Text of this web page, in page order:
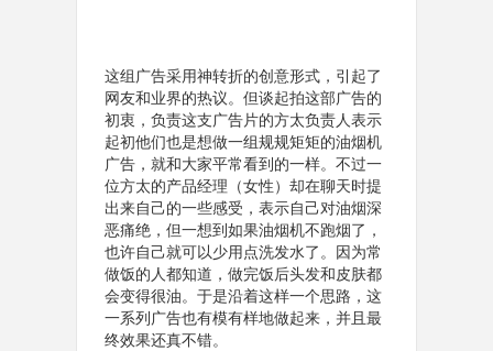
这组广告采用神转折的创意形式，引起了
网友和业界的热议。但谈起拍这部广告的
初衷，负责这支广告片的方太负责人表示
起初他们也是想做一组规规矩矩的油烟机
广告，就和大家平常看到的一样。不过一
位方太的产品经理（女性）却在聊天时提
出来自己的一些感受，表示自己对油烟深
恶痛绝，但一想到如果油烟机不跑烟了，
也许自己就可以少用点洗发水了。因为常
做饭的人都知道，做完饭后头发和皮肤都
会变得很油。于是沿着这样一个思路，这
一系列广告也有模有样地做起来，并且最
终效果还真不错。